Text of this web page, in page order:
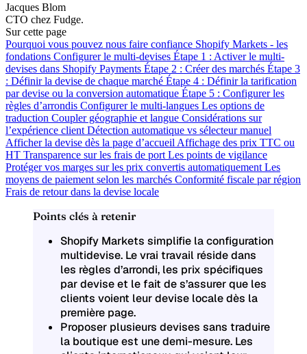
Jacques Blom
CTO chez Fudge.
Sur cette page
Pourquoi vous pouvez nous faire confiance Shopify Markets - les
fondations Configurer le multi-devises Étape 1 : Activer le multi-
devises dans Shopify Payments Étape 2 : Créer des marchés Étape 3
: Définir la devise de chaque marché Étape 4 : Définir la tarification
par devise ou la conversion automatique Étape 5 : Configurer les
règles d’arrondis Configurer le multi-langues Les options de
traduction Coupler géographie et langue Considérations sur
l’expérience client Détection automatique vs sélecteur manuel
Afficher la devise dès la page d’accueil Affichage des prix TTC ou
HT Transparence sur les frais de port Les points de vigilance
Protéger vos marges sur les prix convertis automatiquement Les
moyens de paiement selon les marchés Conformité fiscale par région
Frais de retour dans la devise locale
Points clés à retenir
Shopify Markets simplifie la configuration
multidevise. Le vrai travail réside dans
les règles d’arrondi, les prix spécifiques
par devise et le fait de s’assurer que les
clients voient leur devise locale dès la
première page.
Proposer plusieurs devises sans traduire
la boutique est une demi-mesure. Les